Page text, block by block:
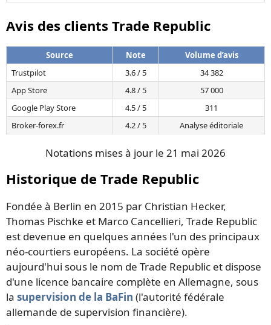
Avis des clients Trade Republic
Source Note
Volume d’avis
Trustpilot
3.6 / 5
34 382
App Store
4.8 / 5
57 000
Google Play Store
4.5 / 5
311
Broker-forex.fr
4.2 / 5 Analyse éditoriale
Notations mises à jour le 21 mai 2026
Historique de Trade Republic
Fondée à Berlin en 2015 par Christian Hecker,
Thomas Pischke et Marco Cancellieri, Trade Republic
est devenue en quelques années l'un des principaux
néo-courtiers européens. La société opère
aujourd'hui sous le nom de Trade Republic et dispose
d'une licence bancaire complète en Allemagne, sous
la supervision de la BaFin (l'autorité fédérale
allemande de supervision financière).